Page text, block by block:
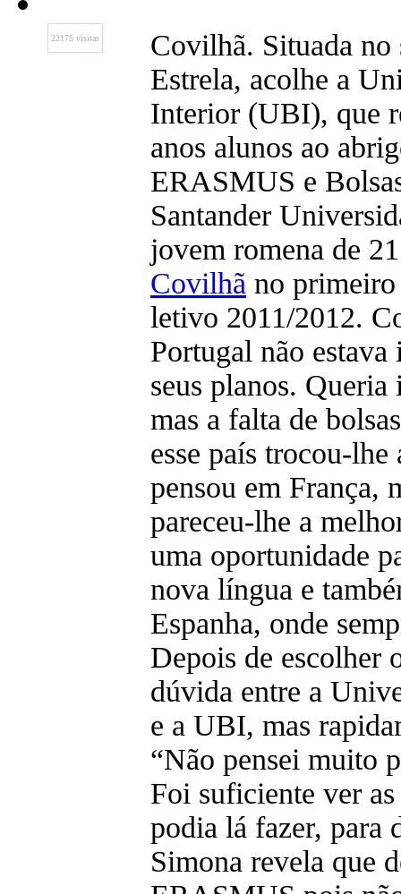
22175 visitas
Covilhã. Situada no
Estrela, acolhe a
Interior (UBI), que
anos alunos ao
ERASMUS e
Santander
jovem romena de
Covilhã no primeiro
letivo 2011/2012.
Portugal não
seus planos. Queria
mas a falta de
esse país trocou-
pensou em França,
pareceu-lhe a
uma oportunidade
nova língua e
Espanha, onde
Depois de escolher
dúvida entre a
e a UBI, mas
“Não pensei muito
Foi suficiente ver
podia lá fazer, para
Simona revela que